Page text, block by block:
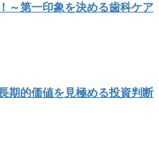
～第一印象を決める歯科ケア
期的価値を見極める投資判断